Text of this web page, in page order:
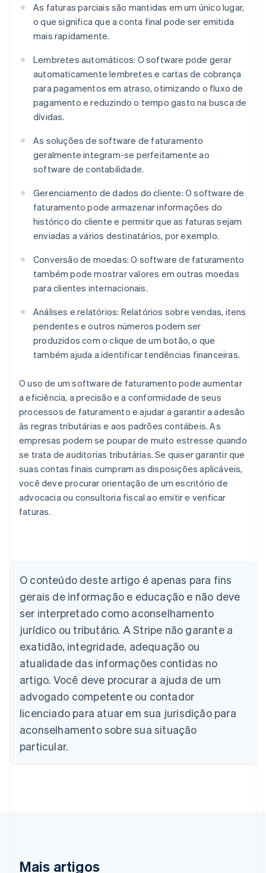
As faturas parciais são mantidas em um único lugar,
o que significa que a conta final pode ser emitida
mais rapidamente.
Lembretes automáticos: O software pode gerar
automaticamente lembretes e cartas de cobrança
para pagamentos em atraso, otimizando o fluxo de
pagamento e reduzindo o tempo gasto na busca de
dívidas.
As soluções de software de faturamento
geralmente integram-se perfeitamente ao
software de contabilidade.
Gerenciamento de dados do cliente: O software de
faturamento pode armazenar informações do
histórico do cliente e permitir que as faturas sejam
enviadas a vários destinatários, por exemplo.
Conversão de moedas: O software de faturamento
também pode mostrar valores em outras moedas
para clientes internacionais.
Análises e relatórios: Relatórios sobre vendas, itens
pendentes e outros números podem ser
produzidos com o clique de um botão, o que
também ajuda a identificar tendências financeiras.
O uso de um software de faturamento pode aumentar
a eficiência, a precisão e a conformidade de seus
processos de faturamento e ajudar a garantir a adesão
às regras tributárias e aos padrões contábeis. As
empresas podem se poupar de muito estresse quando
se trata de auditorias tributárias. Se quiser garantir que
suas contas finais cumpram as disposições aplicáveis,
você deve procurar orientação de um escritório de
advocacia ou consultoria fiscal ao emitir e verificar
faturas.
O conteúdo deste artigo é apenas para fins
gerais de informação e educação e não deve
ser interpretado como aconselhamento
jurídico ou tributário. A Stripe não garante a
exatidão, integridade, adequação ou
atualidade das informações contidas no
artigo. Você deve procurar a ajuda de um
advogado competente ou contador
licenciado para atuar em sua jurisdição para
aconselhamento sobre sua situação
particular.
Mais artigos
Alemanha
Deutsch English
Austrália
English
Áustria
Bélgica
NederlandsFrançaisDeutsch English
Brasil
Português English
Bulgária
English
Canadá
EnglishFrançais
China continental
Emirados Árabes Unidos
English